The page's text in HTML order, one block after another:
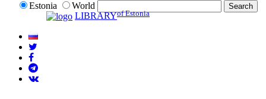
Estonia
World
LIBRARYof Estonia